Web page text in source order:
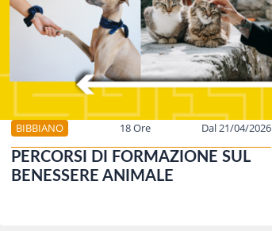
BIBBIANO 18 Ore Dal 21/04/2026
PERCORSI DI FORMAZIONE SUL
BENESSERE ANIMALE